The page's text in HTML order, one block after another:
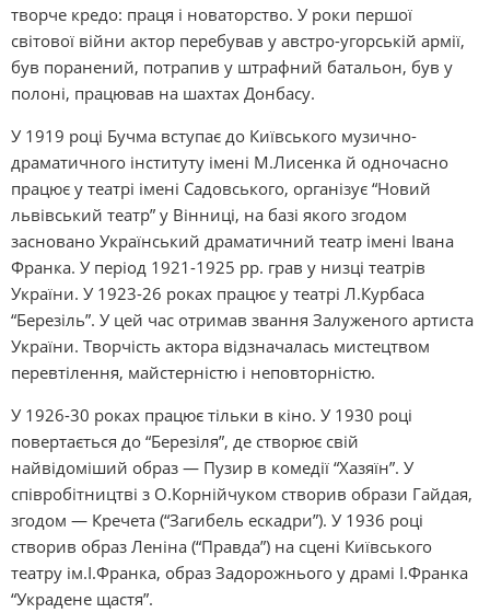
творче кредо: праця і новаторство. У роки першої
світової війни актор перебував у австро-угорській армії,
був поранений, потрапив у штрафний батальон, був у
полоні, працював на шахтах Донбасу.
У 1919 році Бучма вступає до Київського музично-
драматичного інституту імені М.Лисенка й одночасно
працює у театрі імені Садовського, організує “Новий
львівський театр” у Вінниці, на базі якого згодом
засновано Український драматичний театр імені Івана
Франка. У період 1921-1925 рр. грав у низці театрів
України. У 1923-26 роках працює у театрі Л.Курбаса
“Березіль”. У цей час отримав звання Залуженого артиста
України. Творчість актора відзначалась мистецтвом
перевтілення, майстерністю і неповторністю.
У 1926-30 роках працює тільки в кіно. У 1930 році
повертається до “Березіля”, де створює свій
найвідоміший образ — Пузир в комедії “Хазяїн”. У
співробітництві з О.Корнійчуком створив образи Гайдая,
згодом — Кречета (“Загибель ескадри”). У 1936 році
створив образ Леніна (“Правда”) на сцені Київського
театру ім.І.Франка, образ Задорожнього у драмі І.Франка
“Украдене щастя”.